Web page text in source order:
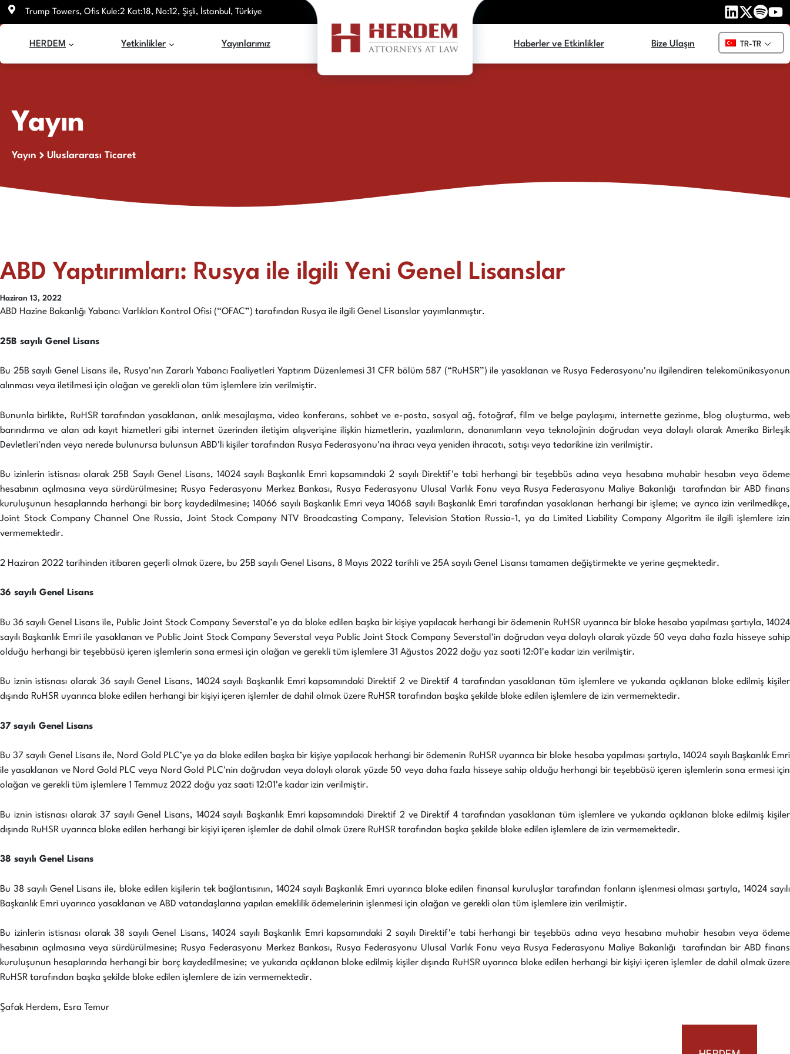
İçeriğe
Trump Towers, Ofis Kule:2 Kat:18, No:12, Şişli, İstanbul, Türkiye
HERDEM Yetkinlikler Yayınlarımız Haberler ve Etkinlikler Bize Ulaşın TR-TR
Yayın
Yayın Uluslararası Ticaret
ABD Yaptırımları: Rusya ile ilgili Yeni Genel Lisanslar
Haziran 13, 2022
ABD Hazine Bakanlığı Yabancı Varlıkları Kontrol Ofisi (“OFAC”) tarafından Rusya ile ilgili Genel Lisanslar yayımlanmıştır.
25B sayılı Genel Lisans
Bu 25B sayılı Genel Lisans ile, Rusya'nın Zararlı Yabancı Faaliyetleri Yaptırım Düzenlemesi 31 CFR bölüm 587 (“RuHSR”) ile yasaklanan ve Rusya Federasyonu'nu ilgilendiren telekomünikasyonun
alınması veya iletilmesi için olağan ve gerekli olan tüm işlemlere izin verilmiştir.
Bununla birlikte, RuHSR tarafından yasaklanan, anlık mesajlaşma, video konferans, sohbet ve e-posta, sosyal ağ, fotoğraf, film ve belge paylaşımı, internette gezinme, blog oluşturma, web
barındırma ve alan adı kayıt hizmetleri gibi internet üzerinden iletişim alışverişine ilişkin hizmetlerin, yazılımların, donanımların veya teknolojinin doğrudan veya dolaylı olarak Amerika Birleşik
Devletleri'nden veya nerede bulunursa bulunsun ABD'li kişiler tarafından Rusya Federasyonu'na ihracı veya yeniden ihracatı, satışı veya tedarikine izin verilmiştir.
Bu izinlerin istisnası olarak 25B Sayılı Genel Lisans, 14024 sayılı Başkanlık Emri kapsamındaki 2 sayılı Direktif'e tabi herhangi bir teşebbüs adına veya hesabına muhabir hesabın veya ödeme
hesabının açılmasına veya sürdürülmesine; Rusya Federasyonu Merkez Bankası, Rusya Federasyonu Ulusal Varlık Fonu veya Rusya Federasyonu Maliye Bakanlığı tarafından bir ABD finans
kuruluşunun hesaplarında herhangi bir borç kaydedilmesine; 14066 sayılı Başkanlık Emri veya 14068 sayılı Başkanlık Emri tarafından yasaklanan herhangi bir işleme; ve ayrıca izin verilmedikçe,
Joint Stock Company Channel One Russia, Joint Stock Company NTV Broadcasting Company, Television Station Russia-1, ya da Limited Liability Company Algoritm ile ilgili işlemlere izin
vermemektedir.
2 Haziran 2022 tarihinden itibaren geçerli olmak üzere, bu 25B sayılı Genel Lisans, 8 Mayıs 2022 tarihli ve 25A sayılı Genel Lisansı tamamen değiştirmekte ve yerine geçmektedir.
36 sayılı Genel Lisans
Bu 36 sayılı Genel Lisans ile, Public Joint Stock Company Severstal’e ya da bloke edilen başka bir kişiye yapılacak herhangi bir ödemenin RuHSR uyarınca bir bloke hesaba yapılması şartıyla, 14024
sayılı Başkanlık Emri ile yasaklanan ve Public Joint Stock Company Severstal veya Public Joint Stock Company Severstal'in doğrudan veya dolaylı olarak yüzde 50 veya daha fazla hisseye sahip
olduğu herhangi bir teşebbüsü içeren işlemlerin sona ermesi için olağan ve gerekli tüm işlemlere 31 Ağustos 2022 doğu yaz saati 12:01'e kadar izin verilmiştir.
Bu iznin istisnası olarak 36 sayılı Genel Lisans, 14024 sayılı Başkanlık Emri kapsamındaki Direktif 2 ve Direktif 4 tarafından yasaklanan tüm işlemlere ve yukarıda açıklanan bloke edilmiş kişiler
dışında RuHSR uyarınca bloke edilen herhangi bir kişiyi içeren işlemler de dahil olmak üzere RuHSR tarafından başka şekilde bloke edilen işlemlere de izin vermemektedir.
37 sayılı Genel Lisans
Bu 37 sayılı Genel Lisans ile, Nord Gold PLC’ye ya da bloke edilen başka bir kişiye yapılacak herhangi bir ödemenin RuHSR uyarınca bir bloke hesaba yapılması şartıyla, 14024 sayılı Başkanlık Emri
ile yasaklanan ve Nord Gold PLC veya Nord Gold PLC'nin doğrudan veya dolaylı olarak yüzde 50 veya daha fazla hisseye sahip olduğu herhangi bir teşebbüsü içeren işlemlerin sona ermesi için
olağan ve gerekli tüm işlemlere 1 Temmuz 2022 doğu yaz saati 12:01'e kadar izin verilmiştir.
Bu iznin istisnası olarak 37 sayılı Genel Lisans, 14024 sayılı Başkanlık Emri kapsamındaki Direktif 2 ve Direktif 4 tarafından yasaklanan tüm işlemlere ve yukarıda açıklanan bloke edilmiş kişiler
dışında RuHSR uyarınca bloke edilen herhangi bir kişiyi içeren işlemler de dahil olmak üzere RuHSR tarafından başka şekilde bloke edilen işlemlere de izin vermemektedir.
38 sayılı Genel Lisans
Bu 38 sayılı Genel Lisans ile, bloke edilen kişilerin tek bağlantısının, 14024 sayılı Başkanlık Emri uyarınca bloke edilen finansal kuruluşlar tarafından fonların işlenmesi olması şartıyla, 14024 sayılı
Başkanlık Emri uyarınca yasaklanan ve ABD vatandaşlarına yapılan emeklilik ödemelerinin işlenmesi için olağan ve gerekli olan tüm işlemlere izin verilmiştir.
Bu izinlerin istisnası olarak 38 sayılı Genel Lisans, 14024 sayılı Başkanlık Emri kapsamındaki 2 sayılı Direktif'e tabi herhangi bir teşebbüs adına veya hesabına muhabir hesabın veya ödeme
hesabının açılmasına veya sürdürülmesine; Rusya Federasyonu Merkez Bankası, Rusya Federasyonu Ulusal Varlık Fonu veya Rusya Federasyonu Maliye Bakanlığı tarafından bir ABD finans
kuruluşunun hesaplarında herhangi bir borç kaydedilmesine; ve yukarıda açıklanan bloke edilmiş kişiler dışında RuHSR uyarınca bloke edilen herhangi bir kişiyi içeren işlemler de dahil olmak üzere
RuHSR tarafından başka şekilde bloke edilen işlemlere de izin vermemektedir.
Şafak Herdem, Esra Temur